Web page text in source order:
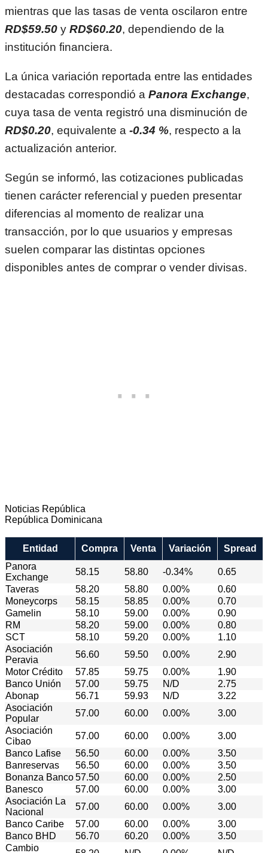
mientras que las tasas de venta oscilaron entre
RD$59.50 y RD$60.20, dependiendo de la
institución financiera.
La única variación reportada entre las entidades
destacadas correspondió a Panora Exchange,
cuya tasa de venta registró una disminución de
RD$0.20, equivalente a -0.34 %, respecto a la
actualización anterior.
Según se informó, las cotizaciones publicadas
tienen carácter referencial y pueden presentar
diferencias al momento de realizar una
transacción, por lo que usuarios y empresas
suelen comparar las distintas opciones
disponibles antes de comprar o vender divisas.
Noticias República
República Dominicana
Entidad Compra Venta Variación
Spread
Panora
Exchange
58.15 58.80 -0.34%
0.65
Taveras
58.20 58.80 0.00%
0.60
Moneycorps
58.15 58.85 0.00%
0.70
Gamelin
58.10 59.00 0.00%
0.90
RM
58.20 59.00 0.00%
0.80
SCT
58.10 59.20 0.00%
1.10
Asociación
Peravia
56.60 59.50 0.00%
2.90
Motor Crédito
57.85 59.75 0.00%
1.90
Banco Unión
57.00 59.75 N/D
2.75
Abonap
56.71 59.93 N/D
3.22
Asociación
Popular
57.00 60.00 0.00%
3.00
Asociación
Cibao
57.00 60.00 0.00%
3.00
Banco Lafise
56.50 60.00 0.00%
3.50
Banreservas
56.50 60.00 0.00%
3.50
Bonanza Banco57.50 60.00 0.00%
2.50
Banesco
57.00 60.00 0.00%
3.00
Asociación La
Nacional
57.00 60.00 0.00%
3.00
Banco Caribe
57.00 60.00 0.00%
3.00
Banco BHD
56.70 60.20 0.00%
3.50
Cambio